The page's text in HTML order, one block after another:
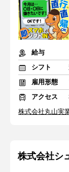
給与
シフト
雇用形態
アクセス
株式会社丸山実
株式会社シ